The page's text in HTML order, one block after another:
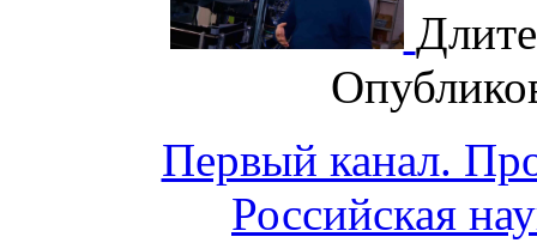
Первый канал.
Российская